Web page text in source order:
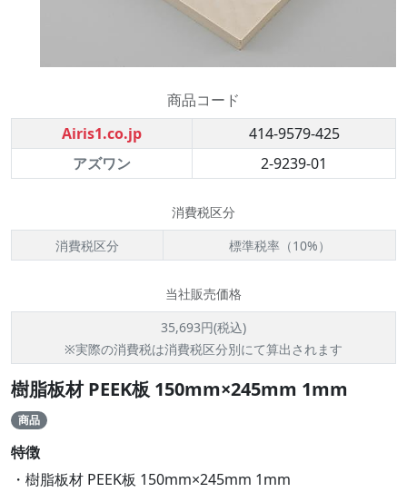
商品コード
Airis1.co.jp
414-9579-425
アズワン
2-9239-01
消費税区分
消費税区分
標準税率（10%）
当社販売価格
35,693円(税込)
※実際の消費税は消費税区分別にて算出されます
樹脂板材 PEEK板 150mm×245mm 1mm
商品
特徴
・樹脂板材 PEEK板 150mm×245mm 1mm